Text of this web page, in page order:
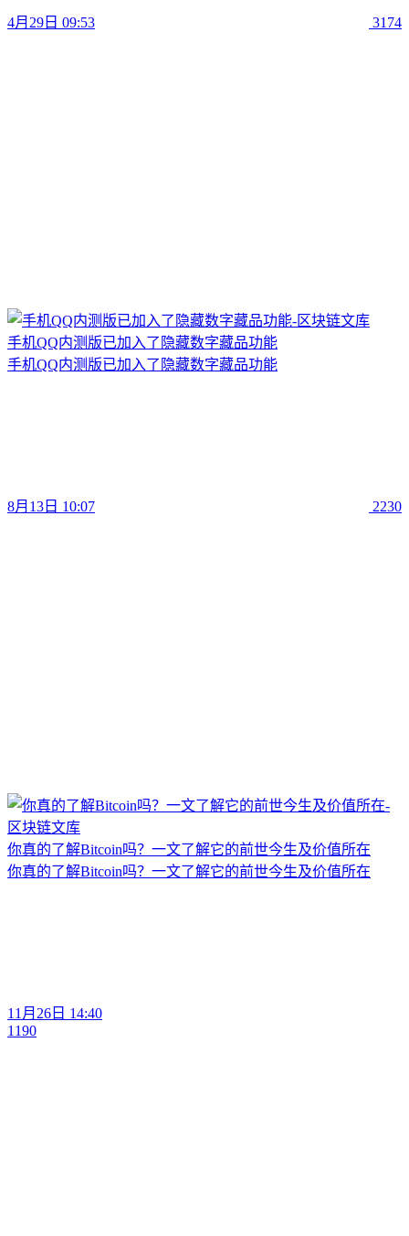
4月29日 09:53 3174
手机QQ内测版已加入了隐藏数字藏品功能
手机QQ内测版已加入了隐藏数字藏品功能
8月13日 10:07 2230
你真的了解Bitcoin吗？一文了解它的前世今生及价值所在
你真的了解Bitcoin吗？一文了解它的前世今生及价值所在
11月26日 14:40
1190